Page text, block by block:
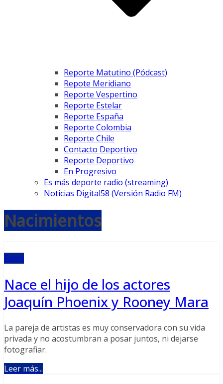
Reporte Matutino (Pódcast)
Repote Meridiano
Reporte Vespertino
Reporte Estelar
Reporte España
Reporte Colombia
Reporte Chile
Contacto Deportivo
Reporte Deportivo
En Progresivo
Es más deporte radio (streaming)
Noticias Digital58 (Versión Radio FM)
Nacimientos
Fama
Nace el hijo de los actores
Joaquín Phoenix y Rooney Mara
La pareja de artistas es muy conservadora con su vida
privada y no acostumbran a posar juntos, ni dejarse
fotografiar.
Leer más...